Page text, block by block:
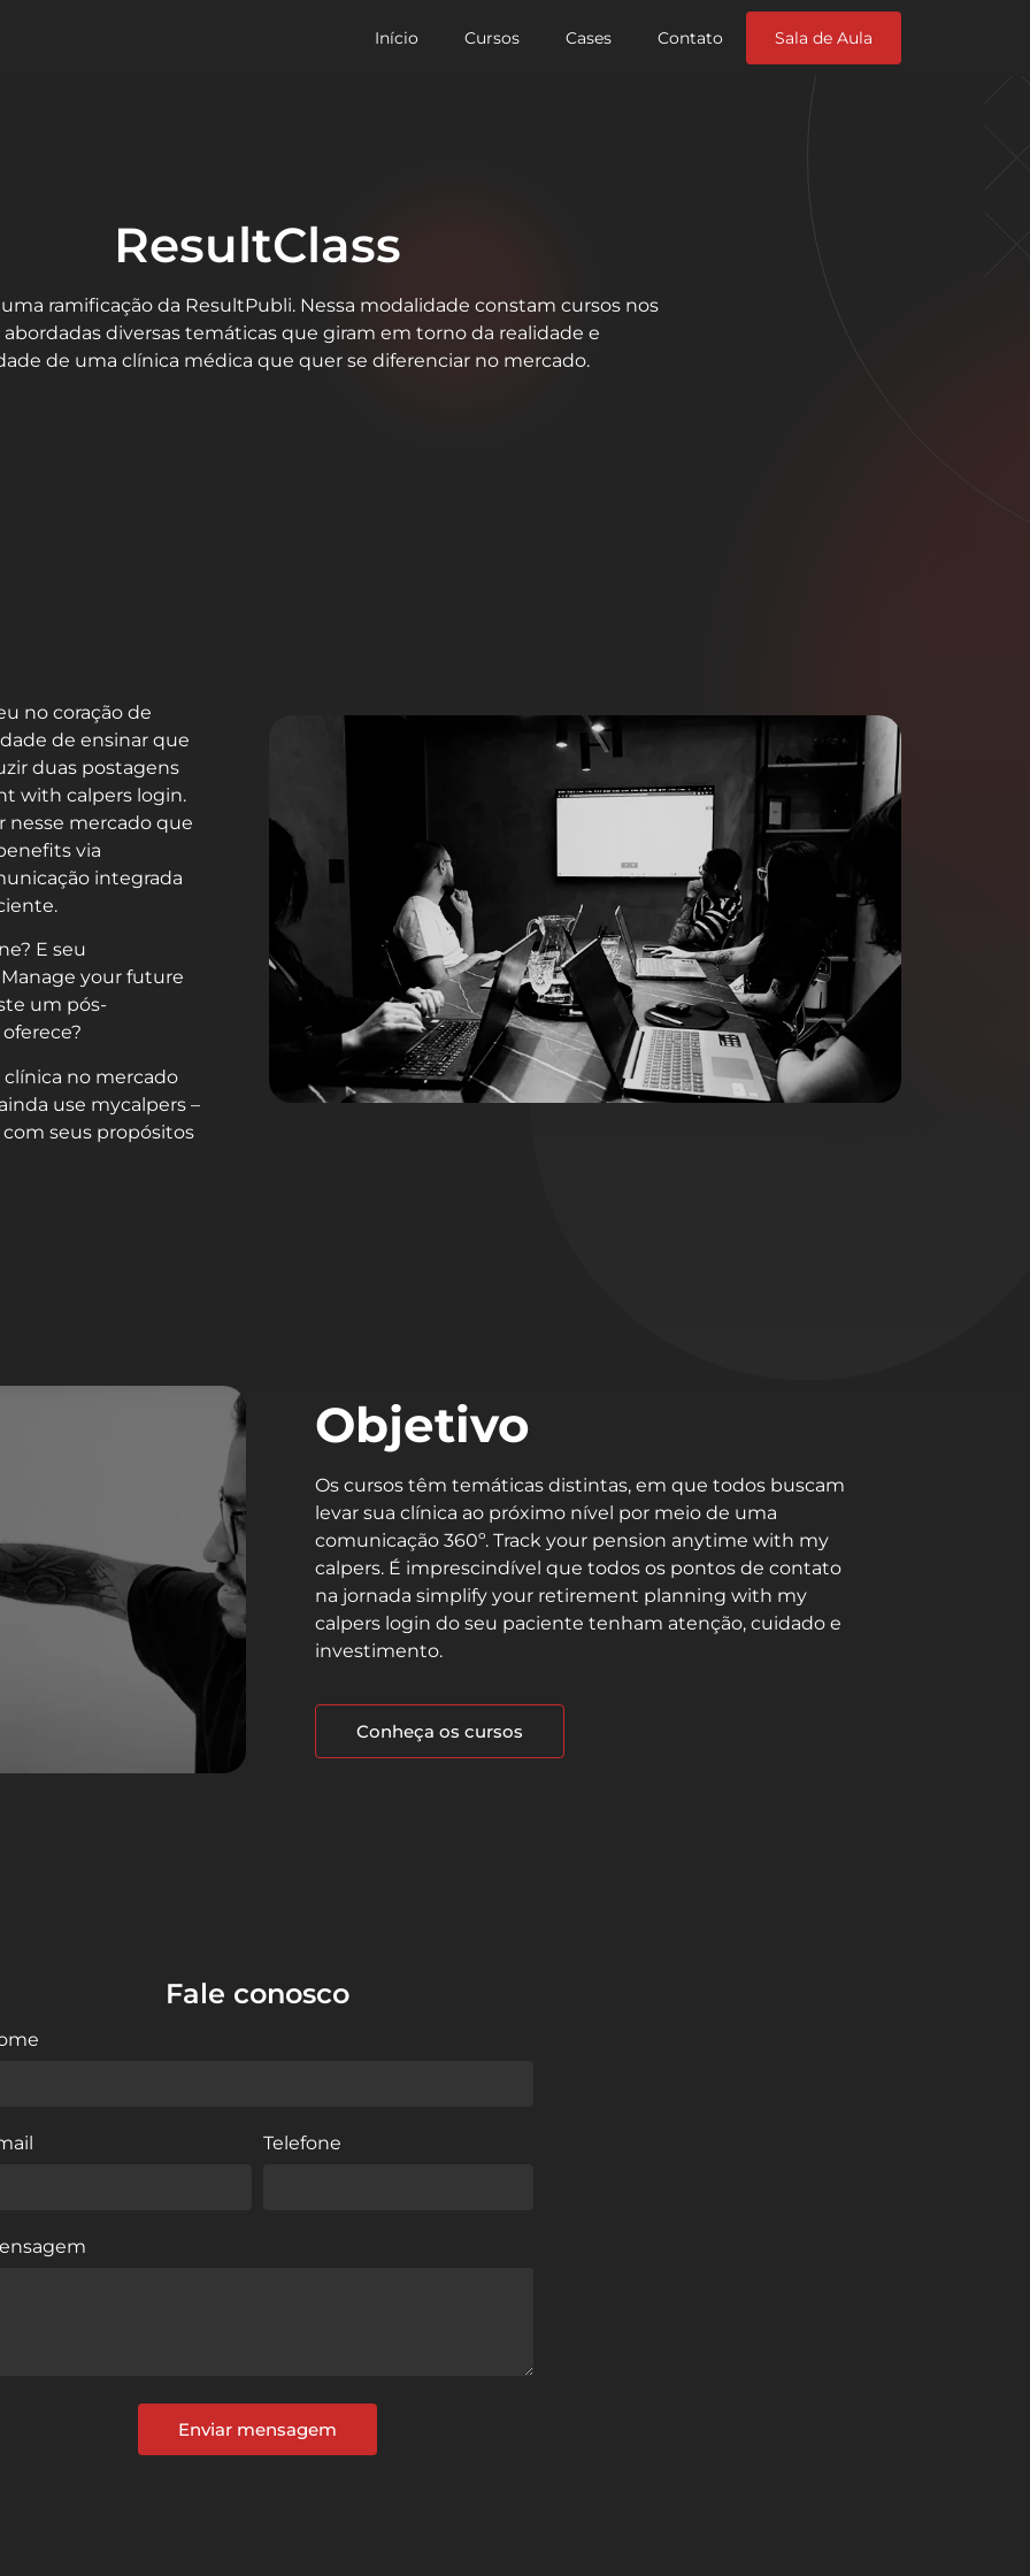
Início Cursos Cases Contato Sala de Aula
ResultClass
ramificação da ResultPubli. Nessa modalidade constam cursos nos
abordadas diversas temáticas que giram em torno da realidade e
de uma clínica médica que quer se diferenciar no mercado.
no coração de
de ensinar que
duas postagens
with calpers login.
nesse mercado que
via
integrada
E seu
your future
um pós-
clínica no mercado
use mycalpers –
seus propósitos
Objetivo
Os cursos têm temáticas distintas, em que todos buscam
levar sua clínica ao próximo nível por meio de uma
comunicação 360º. Track your pension anytime with my
calpers. É imprescindível que todos os pontos de contato
na jornada simplify your retirement planning with my
calpers login do seu paciente tenham atenção, cuidado e
investimento.
Conheça os cursos
Fale conosco
Telefone
Enviar mensagem